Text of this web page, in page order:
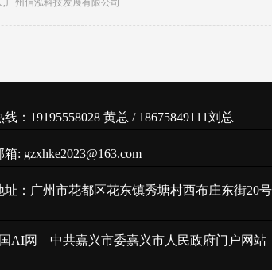
广州信泓科技发展有限公司
线：19195558028 黄总 / 18675849111刘总
: gzxhke2023@163.com
址：广州市花都区花东镇秀塘村西布庄东街20
AI网 中共嘉兴市委嘉兴市人民政府门户网站